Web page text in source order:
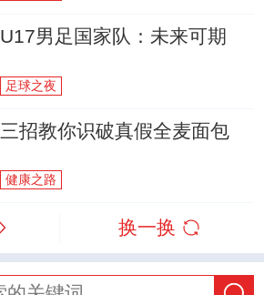
U17男足国家队：未来可期
足球之夜
三招教你识破真假全麦面包
健康之路
换一换